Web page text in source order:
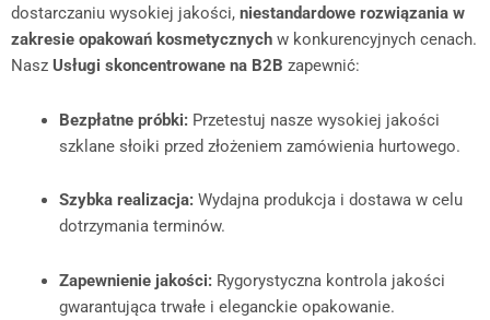
dostarczaniu wysokiej jakości, niestandardowe rozwiązania w
zakresie opakowań kosmetycznych w konkurencyjnych cenach.
Nasz Usługi skoncentrowane na B2B zapewnić:
Bezpłatne próbki:Przetestuj nasze wysokiej jakości
szklane słoiki przed złożeniem zamówienia hurtowego.
Szybka realizacja:Wydajna produkcja i dostawa w celu
dotrzymania terminów.
Zapewnienie jakości:Rygorystyczna kontrola jakości
gwarantująca trwałe i eleganckie opakowanie.